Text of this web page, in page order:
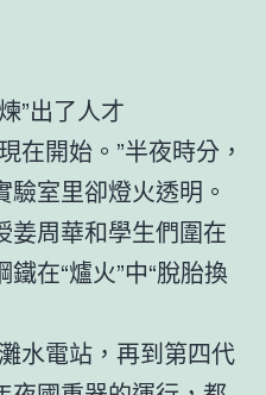
”出了人才
在開始。”半夜時分，
室里卻燈火透明。
姜周華和學生們圍在
在“爐火”中“脫胎換
水電站，再到第四代